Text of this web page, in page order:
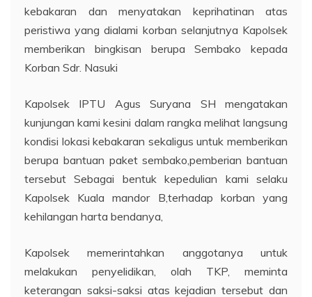
kebakaran dan menyatakan keprihatinan atas
peristiwa yang dialami korban selanjutnya Kapolsek
memberikan bingkisan berupa Sembako kepada
Korban Sdr. Nasuki
Kapolsek IPTU Agus Suryana SH mengatakan
kunjungan kami kesini dalam rangka melihat langsung
kondisi lokasi kebakaran sekaligus untuk memberikan
berupa bantuan paket sembako,pemberian bantuan
tersebut Sebagai bentuk kepedulian kami selaku
Kapolsek Kuala mandor B,terhadap korban yang
kehilangan harta bendanya,
Kapolsek memerintahkan anggotanya untuk
melakukan penyelidikan, olah TKP, meminta
keterangan saksi-saksi atas kejadian tersebut dan